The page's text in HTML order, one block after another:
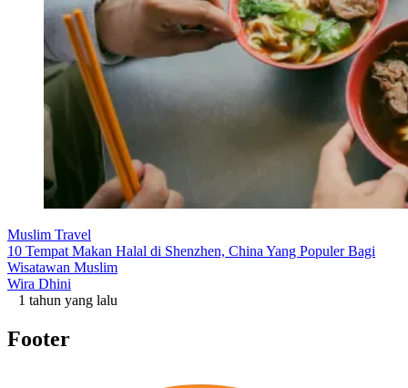
Muslim Travel
10 Tempat Makan Halal di Shenzhen, China Yang Populer Bagi
Wisatawan Muslim
Wira Dhini
1 tahun yang lalu
Footer